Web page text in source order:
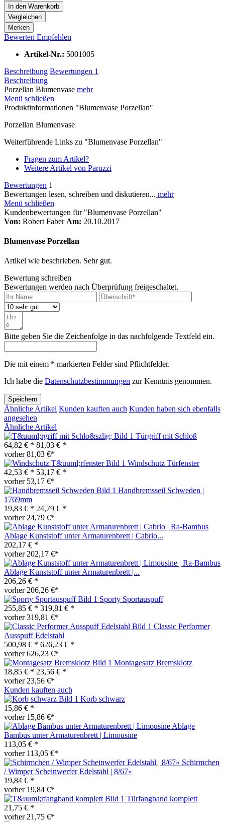
In den Warenkorb
Vergleichen
Merken
Bewerten Empfehlen
Artikel-Nr.: 5001005
Beschreibung Bewertungen 1
Beschreibung
Porzellan Blumenvase mehr
Menü schließen
Produktinformationen "Blumenvase Porzellan"
Porzellan Blumenvase
Weiterführende Links zu "Blumenvase Porzellan"
Fragen zum Artikel?
Weitere Artikel von Paruzzi
Bewertungen 1
Bewertungen lesen, schreiben und diskutieren... mehr
Menü schließen
Kundenbewertungen für "Blumenvase Porzellan"
Von: Robert Faber Am: 20.10.2017
Blumenvase Porzellan
Artikel wie beschrieben. Sehr gut.
Bewertung schreiben
Bewertungen werden nach Überprüfung freigeschaltet.
Bitte geben Sie die Zeichenfolge in das nachfolgende Textfeld ein.
Die mit einem * markierten Felder sind Pflichtfelder.
Ich habe die Datenschutzbestimmungen zur Kenntnis genommen.
Speichern
Ähnliche Artikel Kunden kauften auch Kunden haben sich ebenfalls
angesehen
Ähnliche Artikel
Türgriff mit Schloß
64,82 € * 81,03 € *
vorher 81,03 €*
Windschutz Türfenster
42,53 € * 53,17 € *
vorher 53,17 €*
Handbremsseil Schweden |
1769mm
19,83 € * 24,79 € *
vorher 24,79 €*
Ablage Kunststoff unter Armaturenbrett | Cabrio...
202,17 € *
vorher 202,17 €*
Ablage Kunststoff unter Armaturenbrett |...
206,26 € *
vorher 206,26 €*
Sporty Sportauspuff
255,85 € * 319,81 € *
vorher 319,81 €*
Classic Performer
Ausspuff Edelstahl
500,98 € * 626,23 € *
vorher 626,23 €*
Montagesatz Bremsklotz
18,85 € * 23,56 € *
vorher 23,56 €*
Kunden kauften auch
Korb schwarz
15,86 € *
vorher 15,86 €*
Ablage
Bambus unter Armaturenbrett | Limousine
113,05 € *
vorher 113,05 €*
Schirmchen
/ Wimper Scheinwerfer Edelstahl | 8/67»
19,84 € *
vorher 19,84 €*
Türfangband komplett
21,75 € *
vorher 21,75 €*